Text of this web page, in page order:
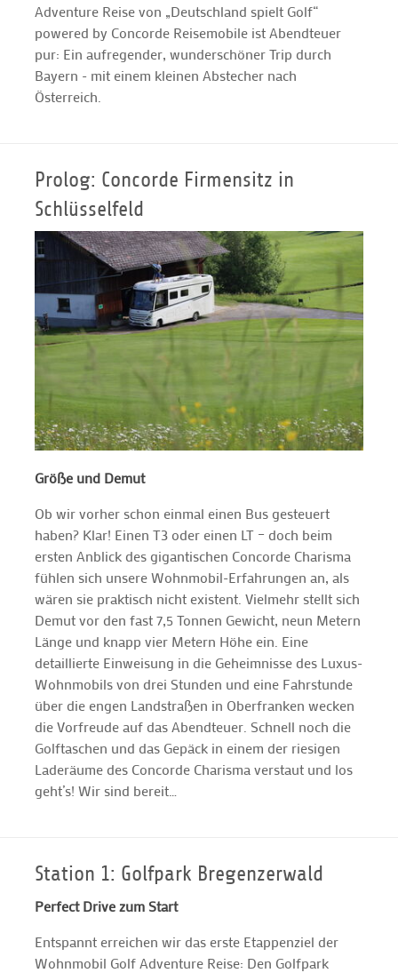
GOLF NEWS
Adventure Reise von „Deutschland spielt Golf“
powered by Concorde Reisemobile ist Abendteuer
pur: Ein aufregender, wunderschöner Trip durch
Bayern - mit einem kleinen Abstecher nach
Österreich.
Prolog: Concorde Firmensitz in
Schlüsselfeld
Größe und Demut
Ob wir vorher schon einmal einen Bus gesteuert
haben? Klar! Einen T3 oder einen LT – doch beim
ersten Anblick des gigantischen Concorde Charisma
fühlen sich unsere Wohnmobil-Erfahrungen an, als
wären sie praktisch nicht existent. Vielmehr stellt sich
Demut vor den fast 7,5 Tonnen Gewicht, neun Metern
Länge und knapp vier Metern Höhe ein. Eine
detaillierte Einweisung in die Geheimnisse des Luxus-
Wohnmobils von drei Stunden und eine Fahrstunde
über die engen Landstraßen in Oberfranken wecken
die Vorfreude auf das Abendteuer. Schnell noch die
Golftaschen und das Gepäck in einem der riesigen
Laderäume des Concorde Charisma verstaut und los
geht’s! Wir sind bereit…
Station 1: Golfpark Bregenzerwald
Perfect Drive zum Start
Entspannt erreichen wir das erste Etappenziel der
Wohnmobil Golf Adventure Reise: Den Golfpark